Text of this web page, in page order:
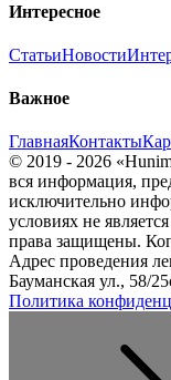
Интересное
СтатьиНовости
Важное
ГлавнаяКонтакты
© 2019 - 2026
вся информация,
исключительно
условиях не
права защищены.
Адрес проведения
Бауманская ул., 58/
Политика